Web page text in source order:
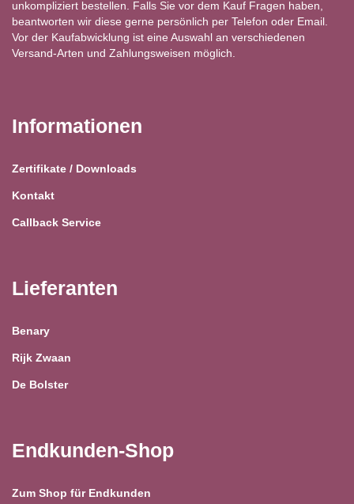
unkompliziert bestellen. Falls Sie vor dem Kauf Fragen haben,
beantworten wir diese gerne persönlich per Telefon oder Email.
Vor der Kaufabwicklung ist eine Auswahl an verschiedenen
Versand-Arten und Zahlungsweisen möglich.
Informationen
Zertifikate / Downloads
Kontakt
Callback Service
Lieferanten
Benary
Rijk Zwaan
De Bolster
Endkunden-Shop
Zum Shop für Endkunden